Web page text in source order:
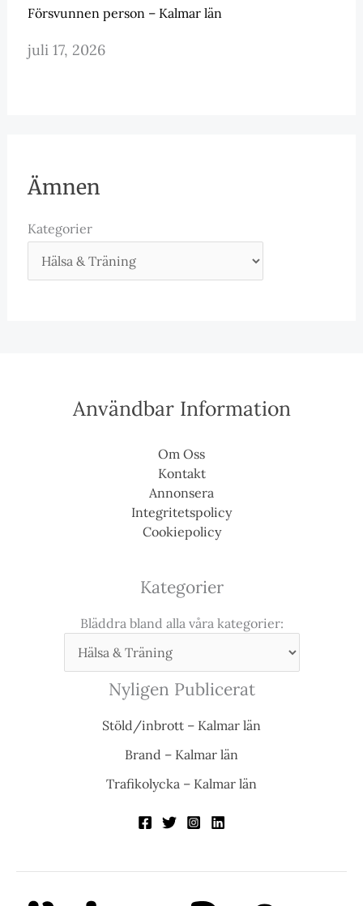
Försvunnen person – Kalmar län
juli 17, 2026
Ämnen
Kategorier
Användbar Information
Om Oss
Kontakt
Annonsera
Integritetspolicy
Cookiepolicy
Kategorier
Bläddra bland alla våra kategorier:
Nyligen Publicerat
Stöld/inbrott – Kalmar län
Brand – Kalmar län
Trafikolycka – Kalmar län